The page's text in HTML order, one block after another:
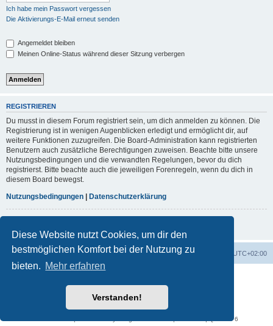
Diese Website nutzt Cookies, um dir den
bestmöglichen Komfort bei der Nutzung zu
bieten. Mehr erfahren
Verstanden!
Ich habe mein Passwort vergessen
Die Aktivierungs-E-Mail erneut senden
Angemeldet bleiben
Meinen Online-Status während dieser Sitzung verbergen
REGISTRIEREN
Du musst in diesem Forum registriert sein, um dich anmelden zu können. Die
Registrierung ist in wenigen Augenblicken erledigt und ermöglicht dir, auf
weitere Funktionen zuzugreifen. Die Board-Administration kann registrierten
Benutzern auch zusätzliche Berechtigungen zuweisen. Beachte bitte unsere
Nutzungsbedingungen und die verwandten Regelungen, bevor du dich
registrierst. Bitte beachte auch die jeweiligen Forenregeln, wenn du dich in
diesem Board bewegst.
Nutzungsbedingungen | Datenschutzerklärung
Foren-Übersicht Alle Zeiten sind UTC+02:00
Alle Cookies löschen
Deutsche Übersetzung durchphpBB.de
phpBB post Reactions
Nutzungsbedingungen
Queries: 6